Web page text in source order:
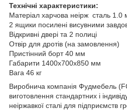
Технічні характеристики:
Матеріал харчова неірж сталь 1.0
2 ящики посилені висувними
Відкривні двері та 2 полиці
Отвір для дротів (на замовлення)
Пристінний борт 40 мм
Габарити 1400х700х850 мм
Вага 46 кг
Виробнича компанія Фудмебель
виготовлення стандартних і
неіржавкої сталі для підприємств